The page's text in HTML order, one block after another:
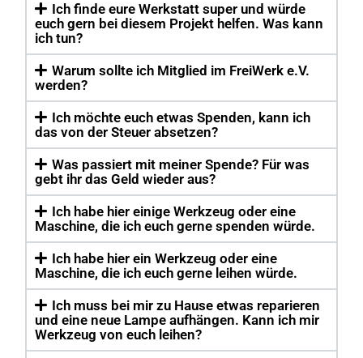
Ich finde eure Werkstatt super und würde
euch gern bei diesem Projekt helfen. Was kann
ich tun?
Warum sollte ich Mitglied im FreiWerk e.V.
werden?
Ich möchte euch etwas Spenden, kann ich
das von der Steuer absetzen?
Was passiert mit meiner Spende? Für was
gebt ihr das Geld wieder aus?
Ich habe hier einige Werkzeug oder eine
Maschine, die ich euch gerne spenden würde.
Ich habe hier ein Werkzeug oder eine
Maschine, die ich euch gerne leihen würde.
Ich muss bei mir zu Hause etwas reparieren
und eine neue Lampe aufhängen. Kann ich mir
Werkzeug von euch leihen?